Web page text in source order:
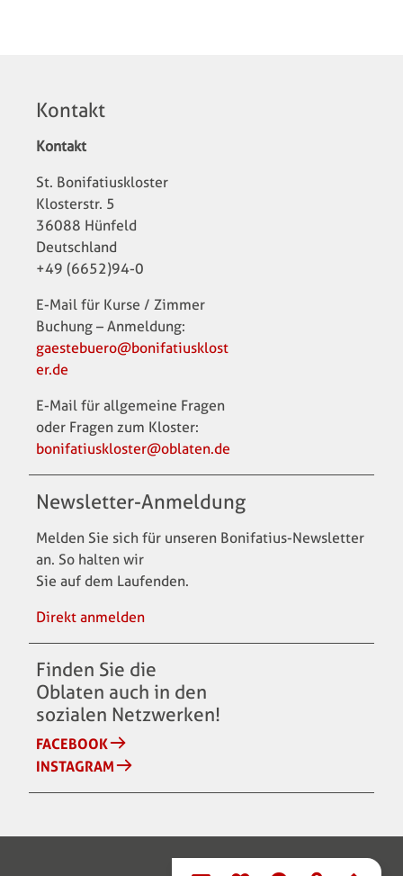
Kontakt
Kontakt
St. Bonifatiuskloster
Klosterstr. 5
36088 Hünfeld
Deutschland
+49 (6652)94-0
E-Mail für Kurse / Zimmer
Buchung – Anmeldung:
gaestebuero@bonifatiusklost
er.de
E-Mail für allgemeine Fragen
oder Fragen zum Kloster:
bonifatiuskloster@oblaten.de
Newsletter-Anmeldung
Melden Sie sich für unseren Bonifatius-Newsletter
an. So halten wir
Sie auf dem Laufenden.
Direkt anmelden
Finden Sie die
Oblaten auch in den
sozialen Netzwerken!
FACEBOOK
INSTAGRAM